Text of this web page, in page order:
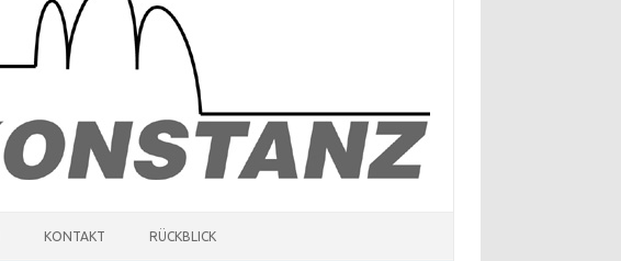
KONTAKT RÜCKBLICK